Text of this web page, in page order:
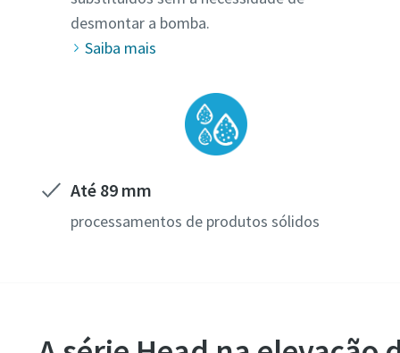
desmontar a bomba.
Saiba mais
Até 89 mm
processamentos de produtos sólidos